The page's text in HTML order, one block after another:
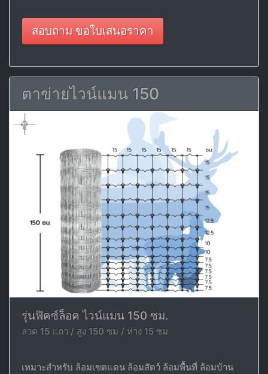
สอบถาม ขอใบเสนอราคา
ตาข่ายไวน์แมน 150
รุ่นฟิคซ์ล็อค ไวน์แมน 150 ซม.
ลวด 15 แถว / สูง 150 ซม / ห่าง 15 ซม
เหมาะสำหรับ ล้อมเขตแดน ล้อมสัตว์ ล้อมพื้นที่ ล้อมบ้าน